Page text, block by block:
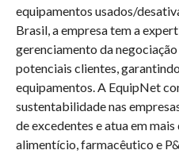
equipamentos usados/
Brasil, a empresa tem a
gerenciamento da
potenciais clientes,
equipamentos. A EquipNet
sustentabilidade nas
de excedentes e atua em
alimentício, farmacêutico e